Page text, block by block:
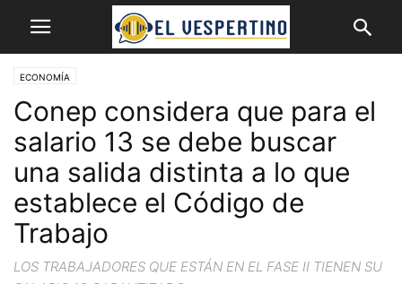
ECONOMÍA
Conep considera que para el
salario 13 se debe buscar
una salida distinta a lo que
establece el Código de
Trabajo
LOS TRABAJADORES QUE ESTÁN EN EL FASE II TIENEN SU